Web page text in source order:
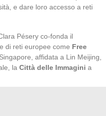
e dare loro accesso a reti
Pésery co-fonda il
di reti europee come Free
affidata a Lin Meijing,
la Città delle Immagini a